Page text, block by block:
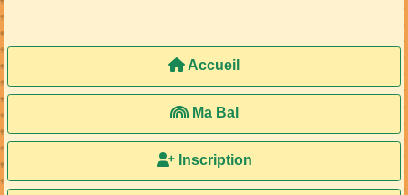
Accueil
Ma Bal
Inscription